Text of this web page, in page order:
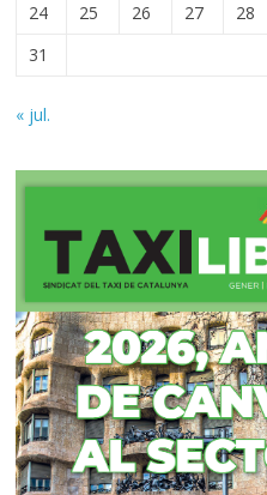
24
25 26 27 28
31
« jul.